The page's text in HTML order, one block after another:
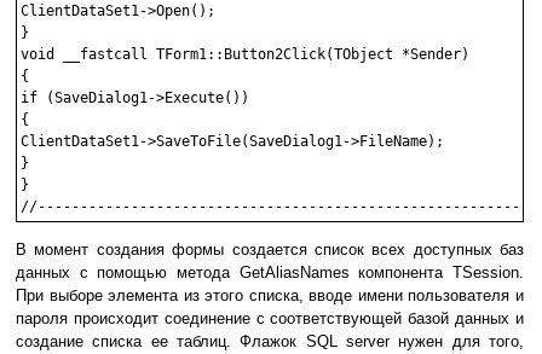
ClientDataSet1->Open();
}
void __fastcall TForm1::Button2Click(TObject *Sender)
{
if (SaveDialog1->Execute())
{
ClientDataSet1->SaveToFile(SaveDialog1->FileName);
}
}
В момент создания формы создается список всех доступных баз
данных с помощью метода GetAliasNames компонента TSession.
При выборе элемента из этого списка, вводе имени пользователя и
пароля происходит соединение с соответствующей базой данных и
создание списка ее таблиц. Флажок SQL server нужен для того,